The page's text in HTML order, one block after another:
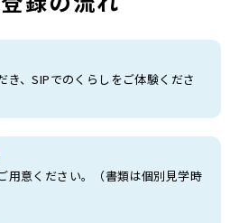
き、SIPでのくらしをご体験くださ
用意ください。（書類は個別見学時